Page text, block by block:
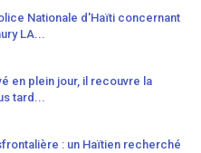
Nationale d'Haïti concernant
LA...
en plein jour, il recouvre la
tard...
: un Haïtien recherché